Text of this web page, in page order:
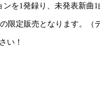
を1発録り、未発表新曲
定販売となります。（デ
い！